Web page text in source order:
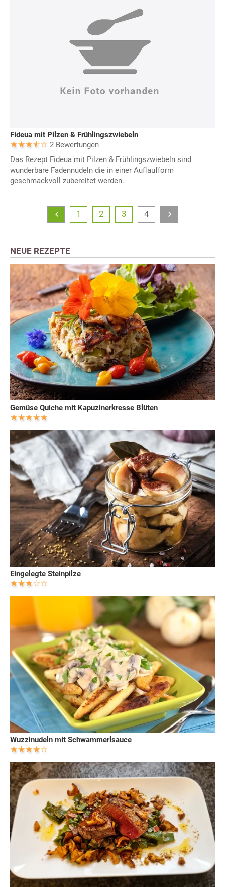
Fideua mit Pilzen & Frühlingszwiebeln
2 Bewertungen
Das Rezept Fideua mit Pilzen & Frühlingszwiebeln sind
wunderbare Fadennudeln die in einer Auflaufform
geschmackvoll zubereitet werden.
1 2 3 4
NEUE REZEPTE
Gemüse Quiche mit Kapuzinerkresse Blüten
Eingelegte Steinpilze
Wuzzinudeln mit Schwammerlsauce